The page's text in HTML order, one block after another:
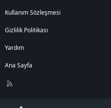
Kullanım Sözleşmesi
Gizlilik Politikası
Yardım
Ana Sayfa
R